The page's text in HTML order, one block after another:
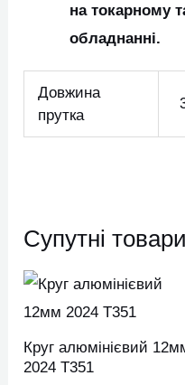
на токарному
обладнанні.
Довжина
прутка
Супутні товари
Круг алюмінієвий
2024 Т351